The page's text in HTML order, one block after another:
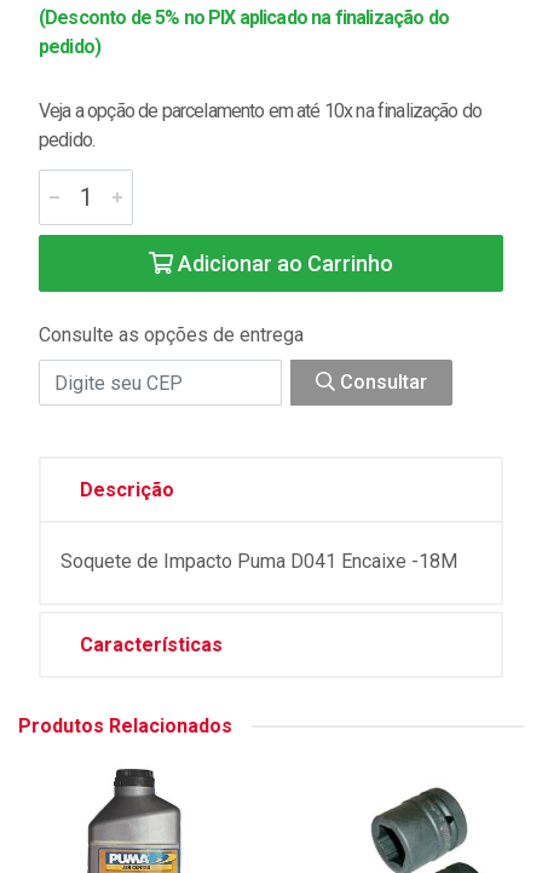
(Desconto de 5% no PIX aplicado na finalização do
pedido)
Veja a opção de parcelamento em até 10x na finalização do
pedido.
Adicionar ao Carrinho
Consulte as opções de entrega
Consultar
Descrição
Soquete de Impacto Puma D041 Encaixe -18M
Características
Produtos Relacionados